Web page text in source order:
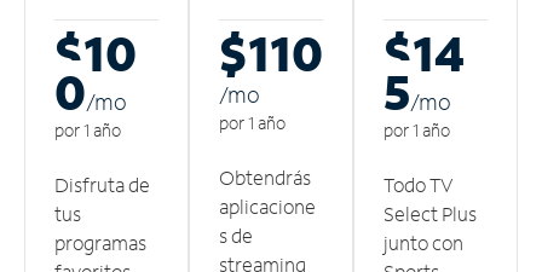
$10
0/mo
por 1 año
Disfruta de
tus
programas
$110
/mo
por 1 año
Obtendrás
aplicacione
s de
streaming
$14
5/mo
por 1 año
Todo TV
Select Plus
junto con